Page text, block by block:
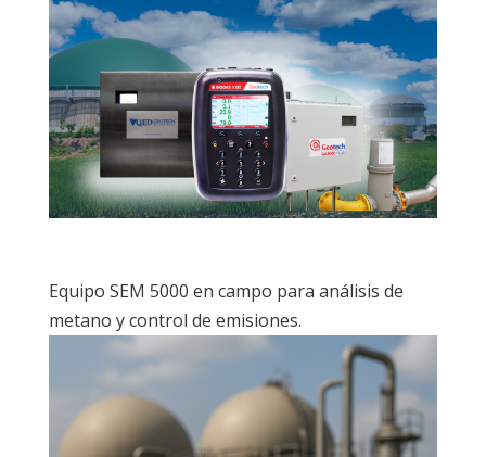
Equipo SEM 5000 en campo para análisis de
metano y control de emisiones.